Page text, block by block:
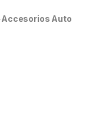
Accesorios Auto
PS-180-343